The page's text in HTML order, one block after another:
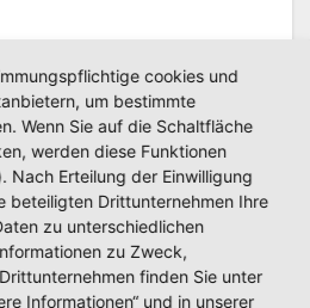
Hochsauerland
Die Neheimer
Volksfest Saison
cookies und
um bestimmte
Wenn Sie auf die Schaltfläche
werden diese Funktionen
Nach Erteilung der Einwilligung
beteiligten Drittunternehmen Ihre
zu unterschiedlichen
zu Zweck,
finden Sie unter
Informationen“ und in unserer